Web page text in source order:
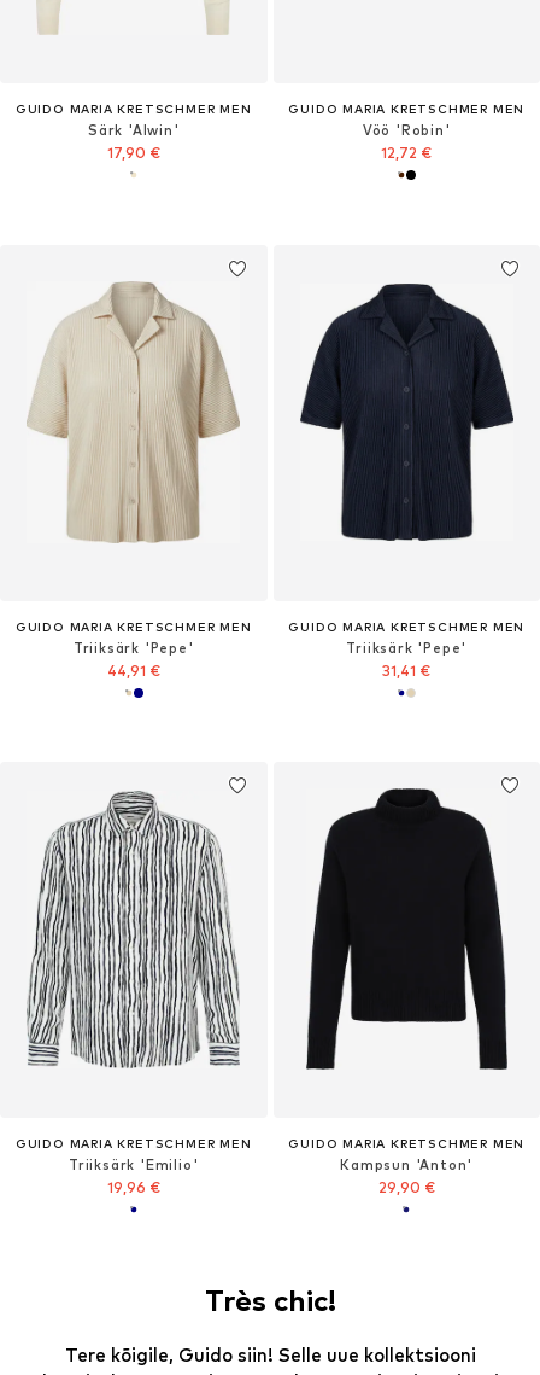
GUIDO MARIA KRETSCHMER MEN
Särk 'Alwin'
17,90 €
GUIDO MARIA KRETSCHMER MEN
Vöö 'Robin'
12,72 €
GUIDO MARIA KRETSCHMER MEN
Triiksärk 'Pepe'
44,91 €
GUIDO MARIA KRETSCHMER MEN
Triiksärk 'Pepe'
31,41 €
GUIDO MARIA KRETSCHMER MEN
Triiksärk 'Emilio'
19,96 €
GUIDO MARIA KRETSCHMER MEN
Kampsun 'Anton'
29,90 €
Très chic!
Tere kõigile, Guido siin! Selle uue kollektsiooni